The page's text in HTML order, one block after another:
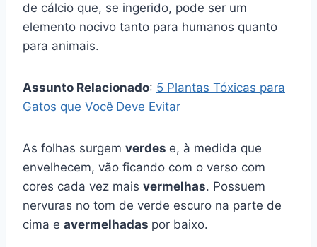
de cálcio que, se ingerido, pode ser um
elemento nocivo tanto para humanos quanto
para animais.
Assunto Relacionado: 5 Plantas Tóxicas para
Gatos que Você Deve Evitar
As folhas surgem verdes e, à medida que
envelhecem, vão ficando com o verso com
cores cada vez mais vermelhas. Possuem
nervuras no tom de verde escuro na parte de
cima e avermelhadas por baixo.